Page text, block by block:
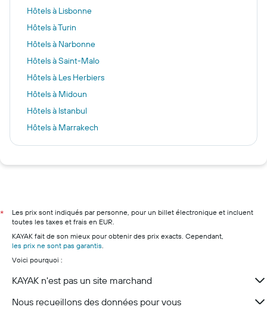
Hôtels à Lisbonne
Hôtels à Turin
Hôtels à Narbonne
Hôtels à Saint-Malo
Hôtels à Les Herbiers
Hôtels à Midoun
Hôtels à Istanbul
Hôtels à Marrakech
Hôtels à Naxos
Hôtels à Marseille
Hôtels à Nice
Hôtels à Lyon
Hôtels à Deauville
Hôtels à Bordeaux
*
Les prix sont indiqués par personne, pour un billet électronique et incluent
toutes les taxes et frais en EUR.
KAYAK fait de son mieux pour obtenir des prix exacts. Cependant,
les prix ne sont pas garantis.
Voici pourquoi :
KAYAK n'est pas un site marchand
Nous recueillons des données pour vous